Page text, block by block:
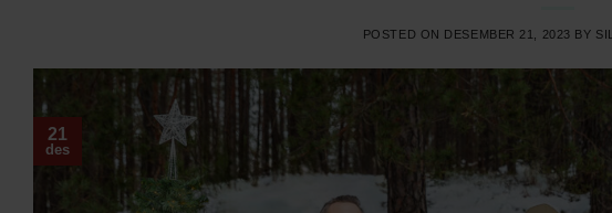
POSTED ON DESEMBER 21, 2023 BY
21
des